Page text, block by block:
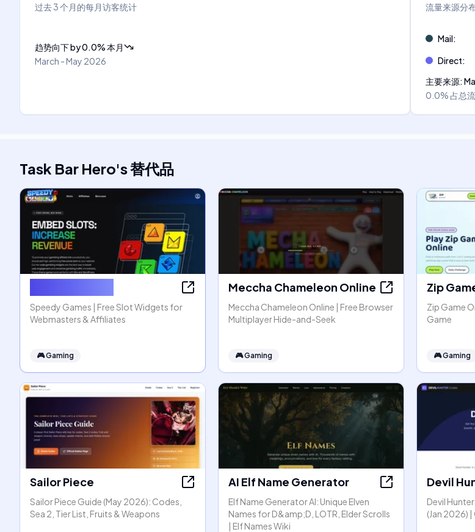
过去 3 个月的每月访客统计
趋势向下by0.0%本月
March - May 2026
流量来源分
Mail:
Direct:
主要来源:
0.0%占总
Task Bar Hero's替代品
Speedy Games | Free Slot Widgets for
Webmasters & Affiliates
🎮Gaming
Meccha Chameleon Online
Meccha Chameleon Online | Free Browser
Multiplayer Hide-and-Seek
🎮Gaming
Zip
Zip Game
Game
🎮Gaming
Sailor Piece
Sailor Piece Guide (May 2026): Codes,
Sea 2, Tier List, Fruits & Weapons
AI Elf Name Generator
Elf Name Generator AI: Unique Elven
Names for D&amp;D, LOTR, Elder Scrolls
| Elf Names Wiki
Devil
Devil
(Jan 2026)